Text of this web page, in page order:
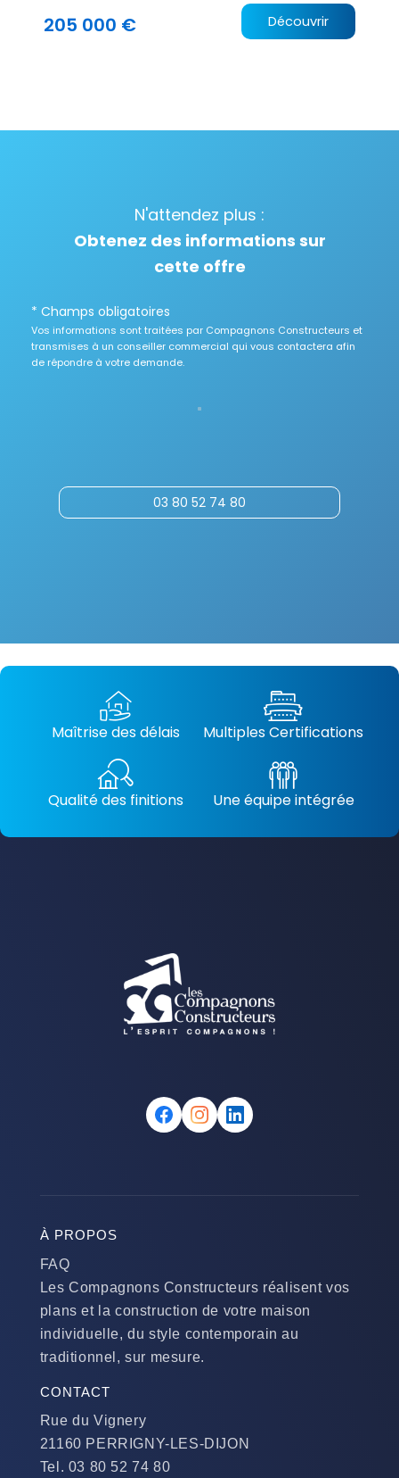
205 000 € Découvrir
N'attendez plus :
Obtenez des informations sur
cette offre
* Champs obligatoires
Vos informations sont traitées par Compagnons Constructeurs et
transmises à un conseiller commercial qui vous contactera afin
de répondre à votre demande.
03 80 52 74 80
Maîtrise des délais Multiples Certifications
Qualité des finitions Une équipe intégrée
À PROPOS
FAQ
Les Compagnons Constructeurs réalisent vos
plans et la construction de votre maison
individuelle, du style contemporain au
traditionnel, sur mesure.
CONTACT
Rue du Vignery
21160 PERRIGNY-LES-DIJON
Tel. 03 80 52 74 80